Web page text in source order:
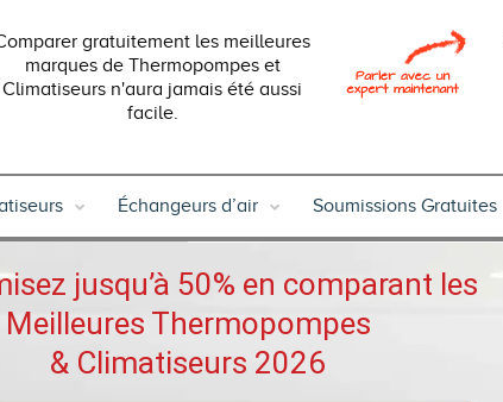
gratuitement les meilleures
marques de Thermopompes et
Climatiseurs n'aura jamais été aussi
facile.
Échangeurs d’air Soumissions Gratuites
jusqu’à 50% en comparant les
Meilleures Thermopompes
& Climatiseurs 2026